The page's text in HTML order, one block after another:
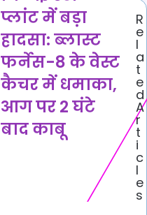
स्टील
प्लांट
में
बड़ा
हादसा:
ब्लास्ट
फर्नेस-8
के
वेस्ट
कैचर
प्लांट में बड़ा
हादसा: ब्लास्ट
फर्नेस-8 के वेस्ट
कैचर में धमाका,
आग पर 2 घंटे
बाद काबू
R
e
l
a
t
e
d
A
r
t
i
c
l
e
s